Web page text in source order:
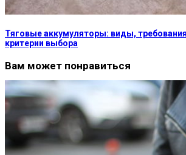
Тяговые аккумуляторы: виды,
критерии выбора
Вам может понравиться